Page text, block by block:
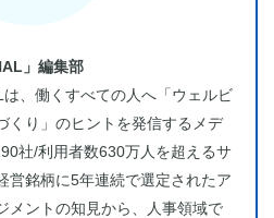
」編集部
、働くすべての人へ「ウェルビ
くり」のヒントを発信するメデ
社/利用者数630万人を超えるサ
営銘柄に5年連続で選定されたア
メントの知見から、人事領域で